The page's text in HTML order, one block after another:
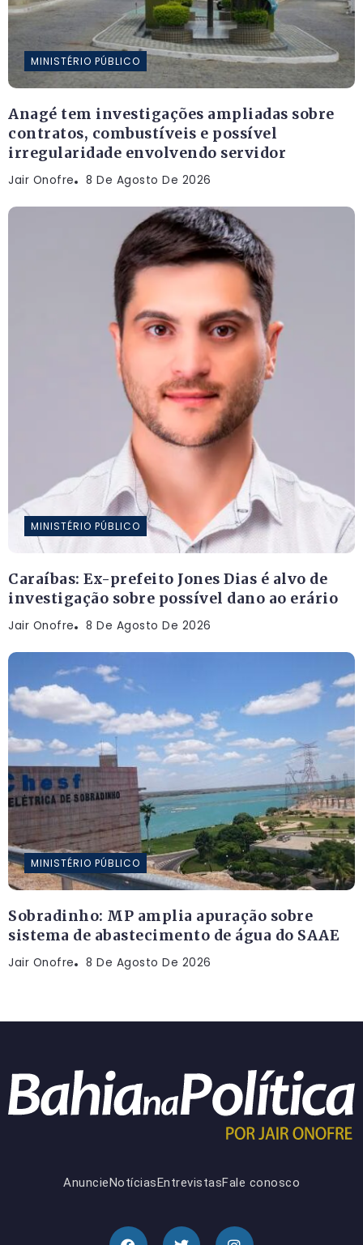
MINISTÉRIO PÚBLICO
Anagé tem investigações ampliadas sobre
contratos, combustíveis e possível
irregularidade envolvendo servidor
Jair Onofre 8 De Agosto De 2026
MINISTÉRIO PÚBLICO
Caraíbas: Ex-prefeito Jones Dias é alvo de
investigação sobre possível dano ao erário
Jair Onofre 8 De Agosto De 2026
MINISTÉRIO PÚBLICO
Sobradinho: MP amplia apuração sobre
sistema de abastecimento de água do SAAE
Jair Onofre 8 De Agosto De 2026
AnuncieNotíciasEntrevistasFale conosco